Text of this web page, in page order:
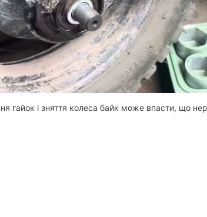
гайок і зняття колеса байк може впасти, що